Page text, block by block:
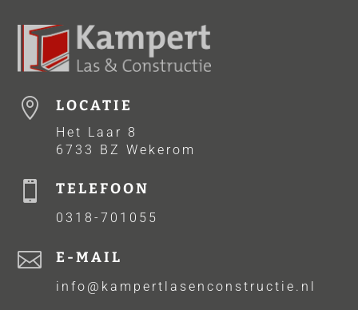
 LOCATIE
Het Laar 8
6733 BZ Wekerom
 TELEFOON
0318-701055
 E-MAIL
info@kampertlasenconstructie.nl